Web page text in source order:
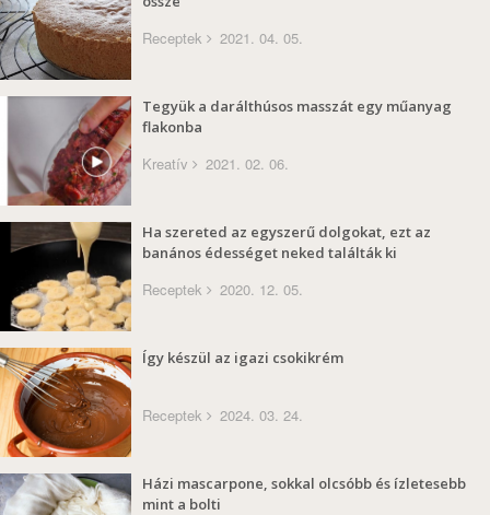
Receptek 2021. 04. 05.
Tegyük a darálthúsos masszát egy műanyag
flakonba
Kreatív 2021. 02. 06.
Ha szereted az egyszerű dolgokat, ezt az
banános édességet neked találták ki
Receptek 2020. 12. 05.
Így készül az igazi csokikrém
Receptek 2024. 03. 24.
Házi mascarpone, sokkal olcsóbb és ízletesebb
mint a bolti